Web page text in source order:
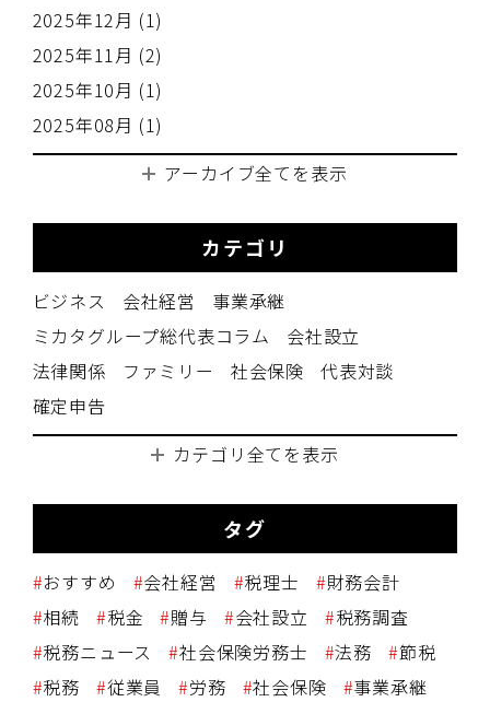
2025年12月 (1)
2025年11月 (2)
2025年10月 (1)
2025年08月 (1)
アーカイブ全てを表示
カテゴリ
ビジネス 会社経営
事業承継
ミカタグループ総代表コラム
会社設立
法律関係
ファミリー 社会保険
代表対談
確定申告
カテゴリ全てを表示
タグ
おすすめ 会社経営 税理士
財務会計
相続
税金 贈与 会社設立
税務調査
税務ニュース
社会保険労務士 法務
節税
税務
従業員 労務 社会保険
事業承継